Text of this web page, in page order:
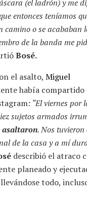
(el ladrón) y me
entonces teníamos
camino o se acababan
de la banda me
Bosé.
el asalto, Miguel
había compartido
“El viernes por
sujetos armados
asaltaron. Nos
de la casa y a mí
describió el atraco
planeado y
todo,